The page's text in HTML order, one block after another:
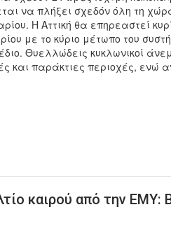
να πλήξει σχεδόν όλη τη
Η Αττική θα επηρεαστεί
με το κύριο μέτωπο του
Θυελλώδεις κυκλωνικοί
και παράκτιες περιοχές, ενώ
καιρού από την ΕΜΥ: